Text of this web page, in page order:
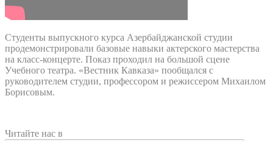
Студенты выпускного курса Азербайджанской студии
продемонстрировали базовые навыки актерского мастерства
на класс-концерте. Показ проходил на большой сцене
Учебного театра. «Вестник Кавказа» пообщался с
руководителем студии, профессором и режиссером Михаилом
Борисовым.
Читайте нас в